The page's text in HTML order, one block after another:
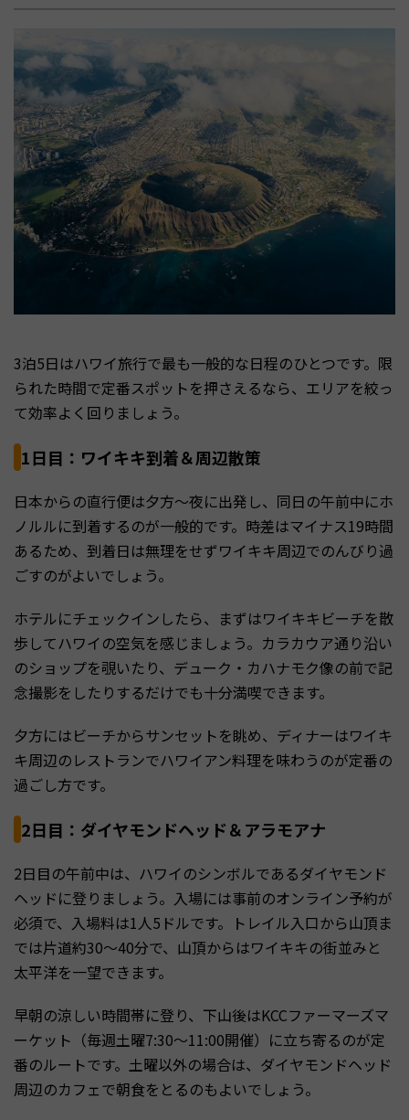
3泊5日はハワイ旅行で最も一般的な日程のひとつです。限
られた時間で定番スポットを押さえるなら、エリアを絞っ
て効率よく回りましょう。
1日目：ワイキキ到着＆周辺散策
日本からの直行便は夕方〜夜に出発し、同日の午前中にホ
ノルルに到着するのが一般的です。時差はマイナス19時間
あるため、到着日は無理をせずワイキキ周辺でのんびり過
ごすのがよいでしょう。
ホテルにチェックインしたら、まずはワイキキビーチを散
歩してハワイの空気を感じましょう。カラカウア通り沿い
のショップを覗いたり、デューク・カハナモク像の前で記
念撮影をしたりするだけでも十分満喫できます。
夕方にはビーチからサンセットを眺め、ディナーはワイキ
キ周辺のレストランでハワイアン料理を味わうのが定番の
過ごし方です。
2日目：ダイヤモンドヘッド＆アラモアナ
2日目の午前中は、ハワイのシンボルであるダイヤモンド
ヘッドに登りましょう。入場には事前のオンライン予約が
必須で、入場料は1人5ドルです。トレイル入口から山頂ま
では片道約30〜40分で、山頂からはワイキキの街並みと
太平洋を一望できます。
早朝の涼しい時間帯に登り、下山後はKCCファーマーズマ
ーケット（毎週土曜7:30〜11:00開催）に立ち寄るのが定
番のルートです。土曜以外の場合は、ダイヤモンドヘッド
周辺のカフェで朝食をとるのもよいでしょう。